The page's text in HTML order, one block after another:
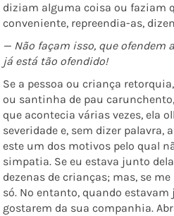
diziam alguma coisa ou faziam
conveniente, repreendia-as,
— Não façam isso, que ofendem
já está tão ofendido!
Se a pessoa ou criança
ou santinha de pau
que acontecia várias vezes, ela
severidade e, sem dizer palavra,
este um dos motivos pelo qual
simpatia. Se eu estava junto
dezenas de crianças; mas, se
só. No entanto, quando estavam
gostarem da sua companhia.